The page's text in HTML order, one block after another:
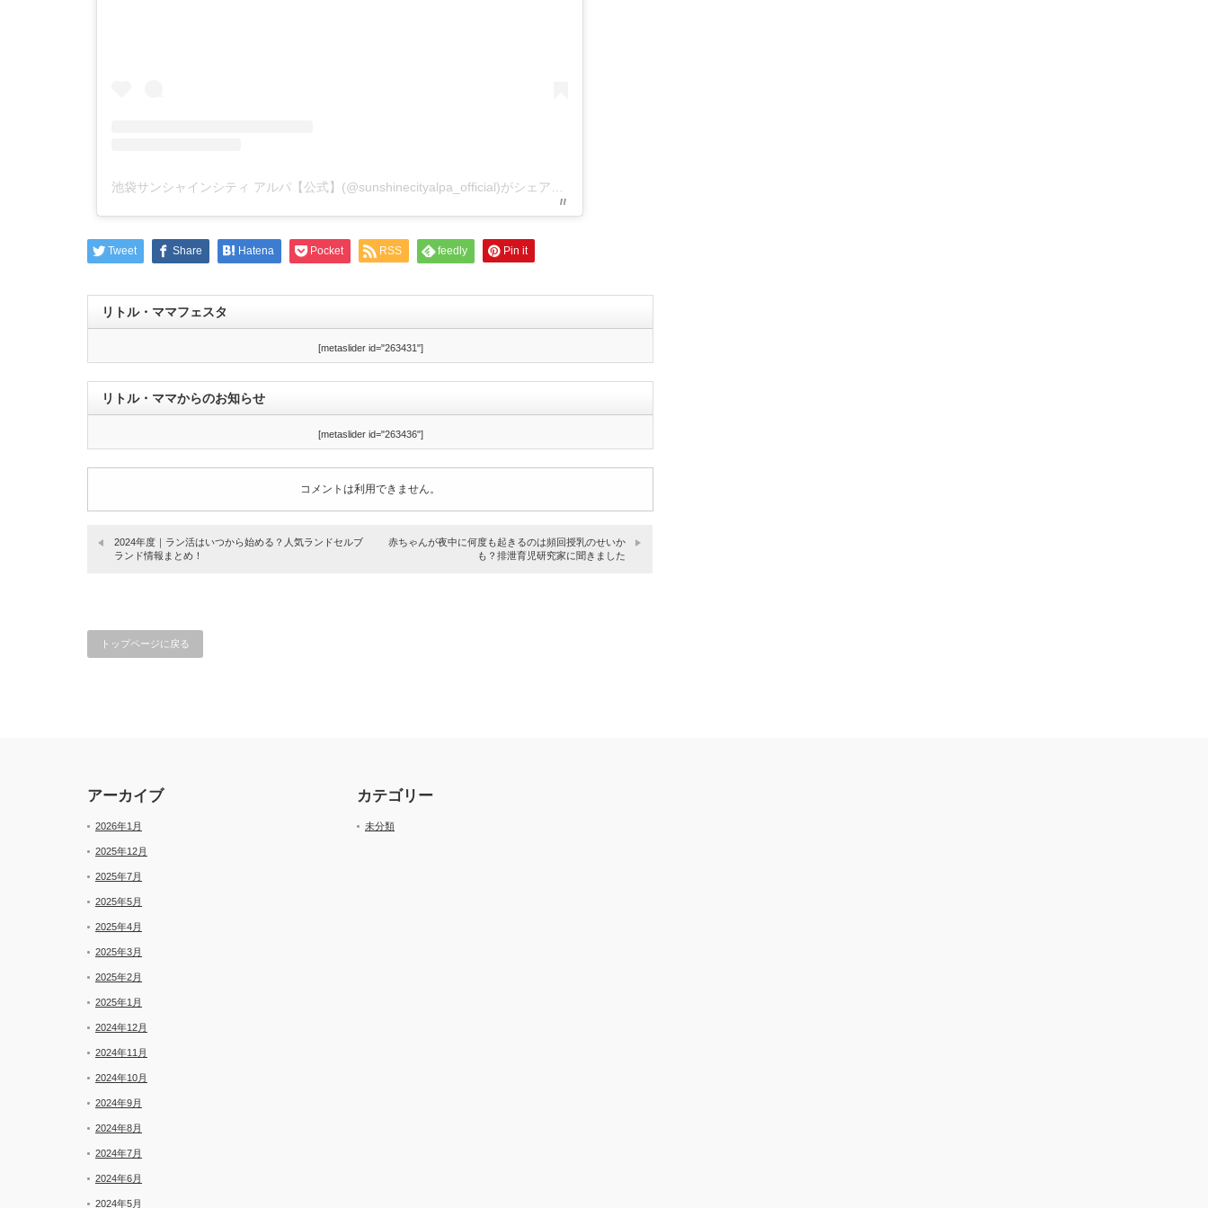
Tweet Share Hatena Pocket RSS feedly Pin it
リトル・ママフェスタ
[metaslider id="263431"]
リトル・ママからのお知らせ
[metaslider id="263436"]
コメントは利用できません。
2024年度｜ラン活はいつから始める？人気ランドセルブ
ランド情報まとめ！
赤ちゃんが夜中に何度も起きるのは頻回授乳のせいか
も？排泄育児研究家に聞きました
トップページに戻る
アーカイブ
2026年1月
2025年12月
2025年7月
2025年5月
2025年4月
2025年3月
2025年2月
2025年1月
2024年12月
2024年11月
2024年10月
2024年9月
2024年8月
2024年7月
2024年6月
2024年5月
カテゴリー
未分類